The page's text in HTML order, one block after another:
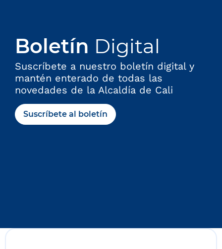
Boletín Digital
Suscríbete a nuestro boletín digital y
mantén enterado de todas las
novedades de la Alcaldía de Cali
Suscríbete al boletín